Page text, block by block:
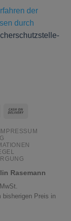
der
durch
MasterCard
Delivery
IMPRESSUM
Rasemann
bisherigen Preis in